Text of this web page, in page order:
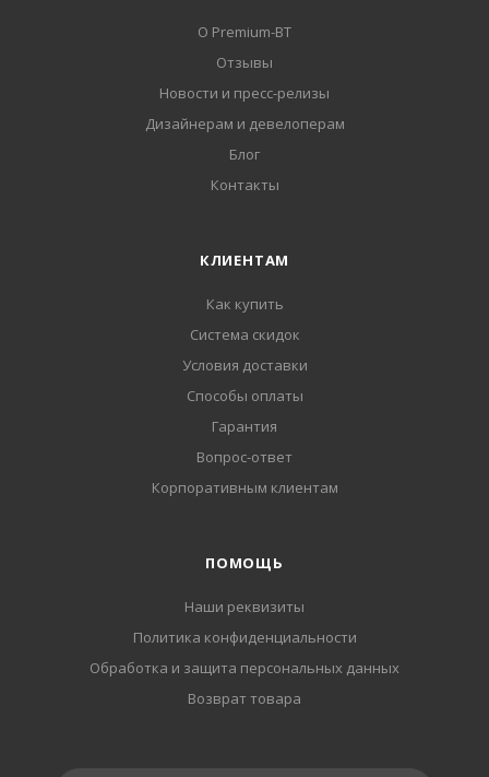
О Premium-BT
Отзывы
Новости и пресс-релизы
Дизайнерам и девелоперам
Блог
Контакты
КЛИЕНТАМ
Как купить
Система скидок
Условия доставки
Способы оплаты
Гарантия
Вопрос-ответ
Корпоративным клиентам
ПОМОЩЬ
Наши реквизиты
Политика конфиденциальности
Обработка и защита персональных данных
Возврат товара